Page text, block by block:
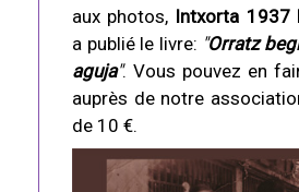
aux photos, Intxorta 1937
a publié le livre: "Orratz
aguja". Vous pouvez en
auprès de notre
de 10 €.